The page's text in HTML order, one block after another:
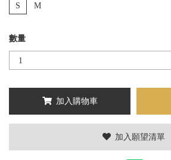
S M
數量
加入購物車
加入願望清單